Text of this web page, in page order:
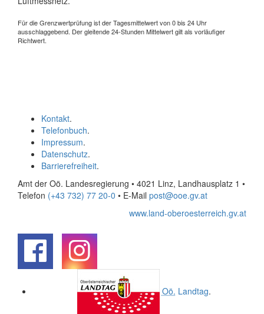
Für die Grenzwertprüfung ist der Tagesmittelwert von 0 bis 24 Uhr
ausschlaggebend. Der gleitende 24-Stunden Mittelwert gilt als vorläufiger
Richtwert.
Kontakt.
Telefonbuch.
Impressum.
Datenschutz.
Barrierefreiheit.
Amt der Oö. Landesregierung • 4021 Linz, Landhausplatz 1 •
Telefon (+43 732) 77 20-0 • E-Mail post@ooe.gv.at
www.land-oberoesterreich.gv.at
Oö. Landtag.